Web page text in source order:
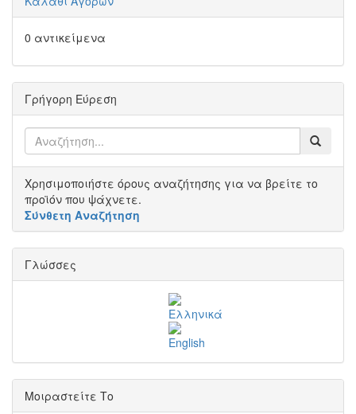
0 αντικείμενα
Γρήγορη Εύρεση
Χρησιμοποιήστε όρους αναζήτησης για να βρείτε το
προϊόν που ψάχνετε.
Σύνθετη Αναζήτηση
Γλώσσες
Μοιραστείτε Το